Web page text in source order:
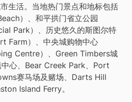
生活。当地热门景点和地标包括
）、和平拱门省立公园
Park）、历史悠久的斯图尔特
Farm）、中央城购物中心
Centre）、Green Timbers城
心、Bear Creek Park、Port
赛马场及赌场、Darts Hill
Island Ferry。